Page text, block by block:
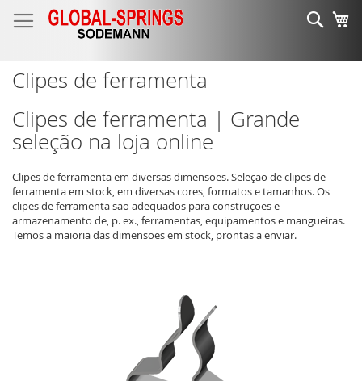
para
Clipes de ferramenta
Clipes de ferramenta | Grande
seleção na loja online
Clipes de ferramenta em diversas dimensões. Seleção de clipes de
ferramenta em stock, em diversas cores, formatos e tamanhos. Os
clipes de ferramenta são adequados para construções e
armazenamento de, p. ex., ferramentas, equipamentos e mangueiras.
Temos a maioria das dimensões em stock, prontas a enviar.